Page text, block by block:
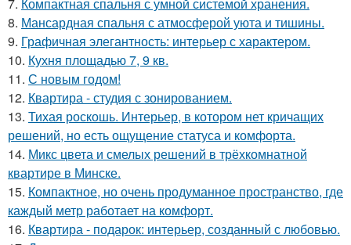
8. Мансардная спальня с атмосферой уюта и тишины.
9. Графичная элегантность: интерьер с характером.
10. Кухня площадью 7, 9 кв.
11. С новым годом!
12. Квартира - студия с зонированием.
13. Тихая роскошь. Интерьер, в котором нет кричащих
решений, но есть ощущение статуса и комфорта.
14. Микс цвета и смелых решений в трёхкомнатной
квартире в Минске.
15. Компактное, но очень продуманное пространство, где
каждый метр работает на комфорт.
16. Квартира - подарок: интерьер, созданный с любовью.